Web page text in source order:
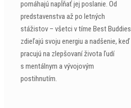
pomáhajú napĺňať jej poslanie. Od
predstavenstva až po letných
stážistov – všetci v tíme Best Buddies
zdieľajú svoju energiu a nadšenie, keď
pracujú na zlepšovaní života ľudí
s mentálnym a vývojovým
postihnutím.